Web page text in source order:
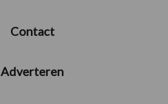
Contact
Adverteren